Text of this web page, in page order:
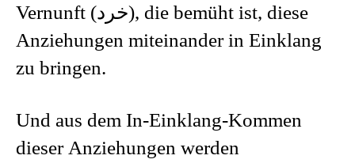
Vernunft (خرد), die bemüht ist, diese
Anziehungen miteinander in Einklang
zu bringen.
Und aus dem In-Einklang-Kommen
dieser Anziehungen werden